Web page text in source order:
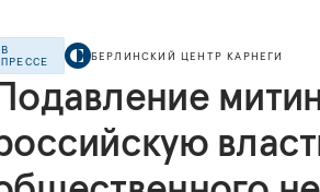
В
ПРЕССЕ
БЕРЛИНСКИЙ ЦЕНТР КАРНЕГИ